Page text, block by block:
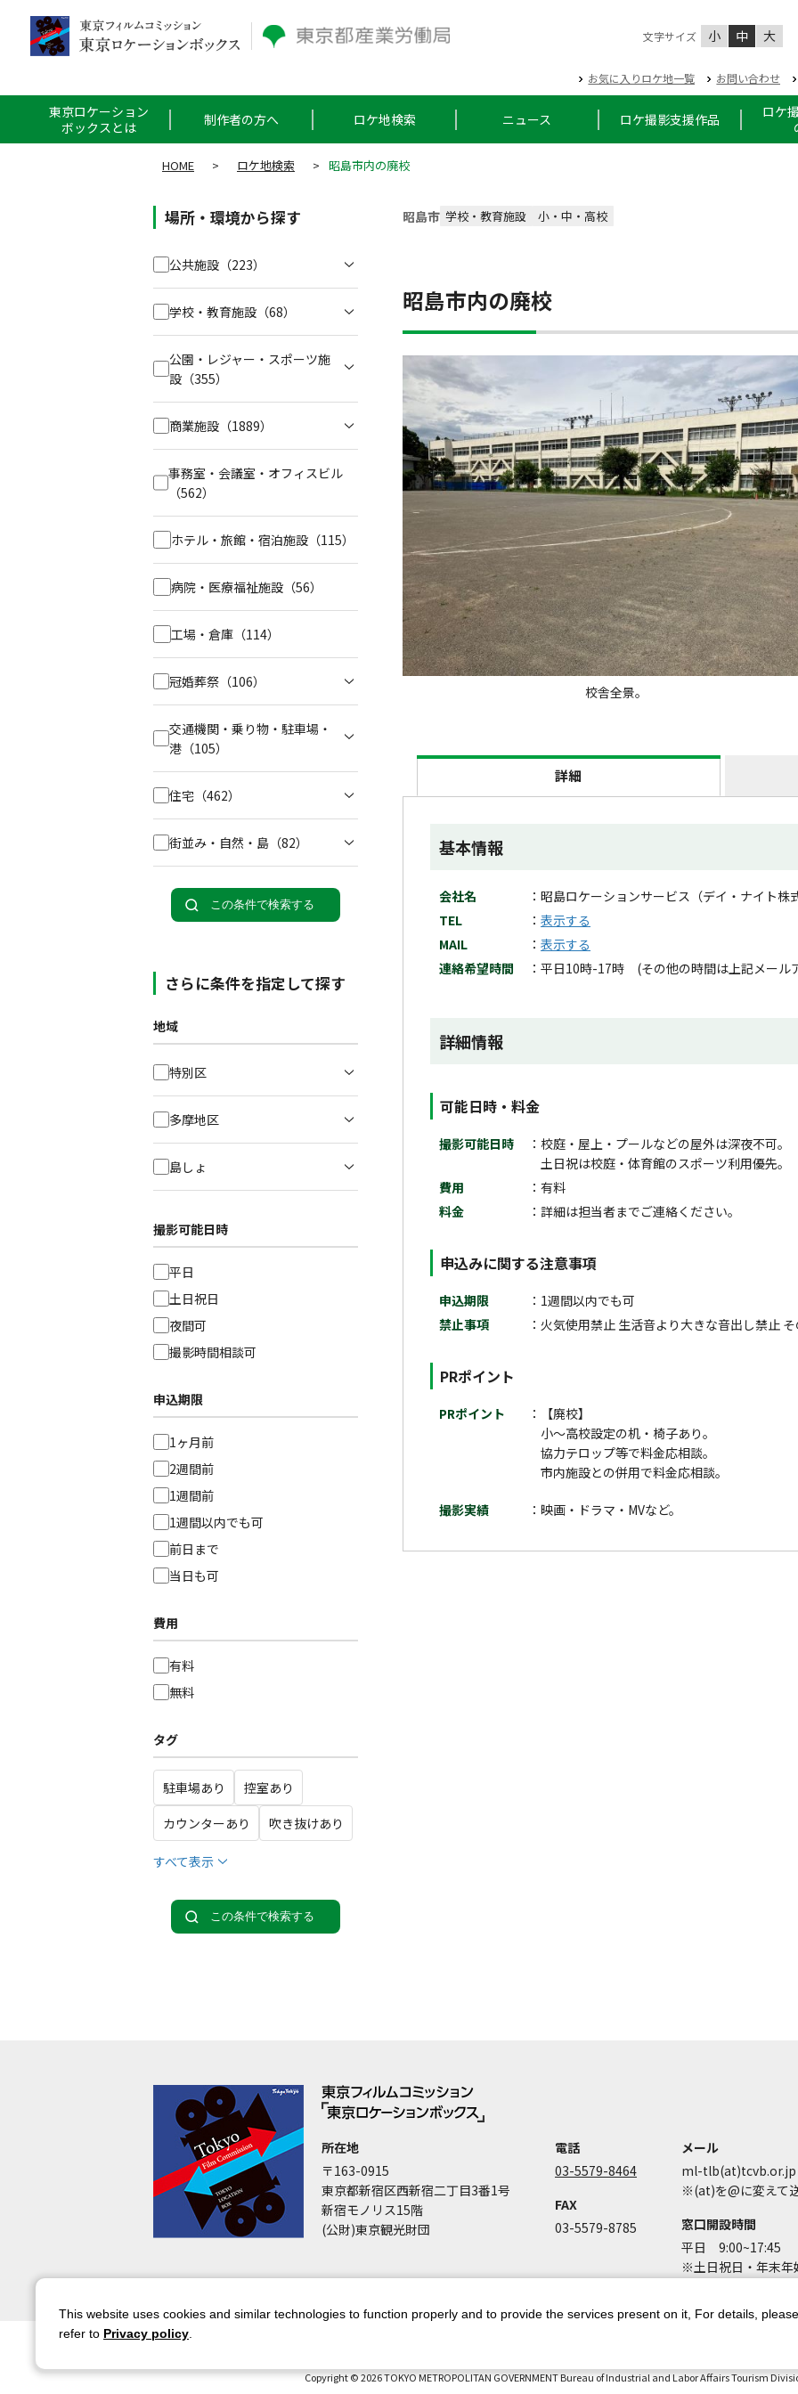
文字サイズ 小 中 大
お気に入りロケ地一覧 お問い合わせ
東京ロケーション
ボックスとは
制作者の方へ ロケ地検索 ニュース ロケ撮影支援作品
ロケ
HOME > ロケ地検索 > 昭島市内の廃校
昭島市 学校・教育施設 小・中・高校
昭島市内の廃校
校舎全景。
詳細
基本情報
会社名
昭島ロケーションサービス（デイ・ナイト株
TEL
表示する
MAIL
表示する
連絡希望時間
平日10時-17時 (その他の時間は上記メール
詳細情報
可能日時・料金
撮影可能日時
校庭・屋上・プールなどの屋外は深夜不可。
土日祝は校庭・体育館のスポーツ利用優先。
費用
有料
料金
詳細は担当者までご連絡ください。
申込みに関する注意事項
申込期限
1週間以内でも可
禁止事項
火気使用禁止 生活音より大きな音出し禁止
PRポイント
PRポイント
【廃校】
小～高校設定の机・椅子あり。
協力テロップ等で料金応相談。
市内施設との併用で料金応相談。
撮影実績 映画・ドラマ・MVなど。
場所・環境から探す
公共施設 （223）
学校・教育施設 （68）
公園・レジャー・スポーツ施
設 （355）
商業施設 （1889）
事務室・会議室・オフィスビル
（562）
ホテル・旅館・宿泊施設 （115）
病院・医療福祉施設 （56）
工場・倉庫 （114）
冠婚葬祭 （106）
交通機関・乗り物・駐車場・
港 （105）
住宅 （462）
街並み・自然・島 （82）
この条件で検索する
さらに条件を指定して探す
地域
特別区
多摩地区
島しょ
撮影可能日時
平日
土日祝日
夜間可
撮影時間相談可
申込期限
1ヶ月前
2週間前
1週間前
1週間以内でも可
前日まで
当日も可
費用
有料
無料
タグ
駐車場あり
控室あり
カウンターあり
吹き抜けあり
すべて表示
この条件で検索する
所在地
〒163-0915
東京都新宿区西新宿二丁目3番1号
新宿モノリス15階
(公財)東京観光財団
電話
03-5579-8464
FAX
03-5579-8785
メール
ml-tlb(at)tcvb.or.jp
※(at)を@に変えて
窓口開設時間
平日 9:00~17:45
※土日祝日・年末年
Copyright © 2026 TOKYO METROPOLITAN GOVERNMENT Bureau of Industrial and Labor Affairs Tourism
This website uses cookies and similar technologies to function properly and to provide the services present on it, For details, please
refer to Privacy policy